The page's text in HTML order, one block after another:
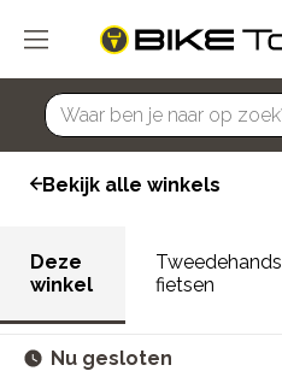
home
Bekijk alle winkels
Deze
winkel
Tweedehands
fietsen
Nu gesloten